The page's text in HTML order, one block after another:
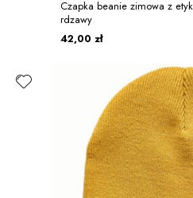
Czapka beanie zimowa z
rdzawy
42,00 zł